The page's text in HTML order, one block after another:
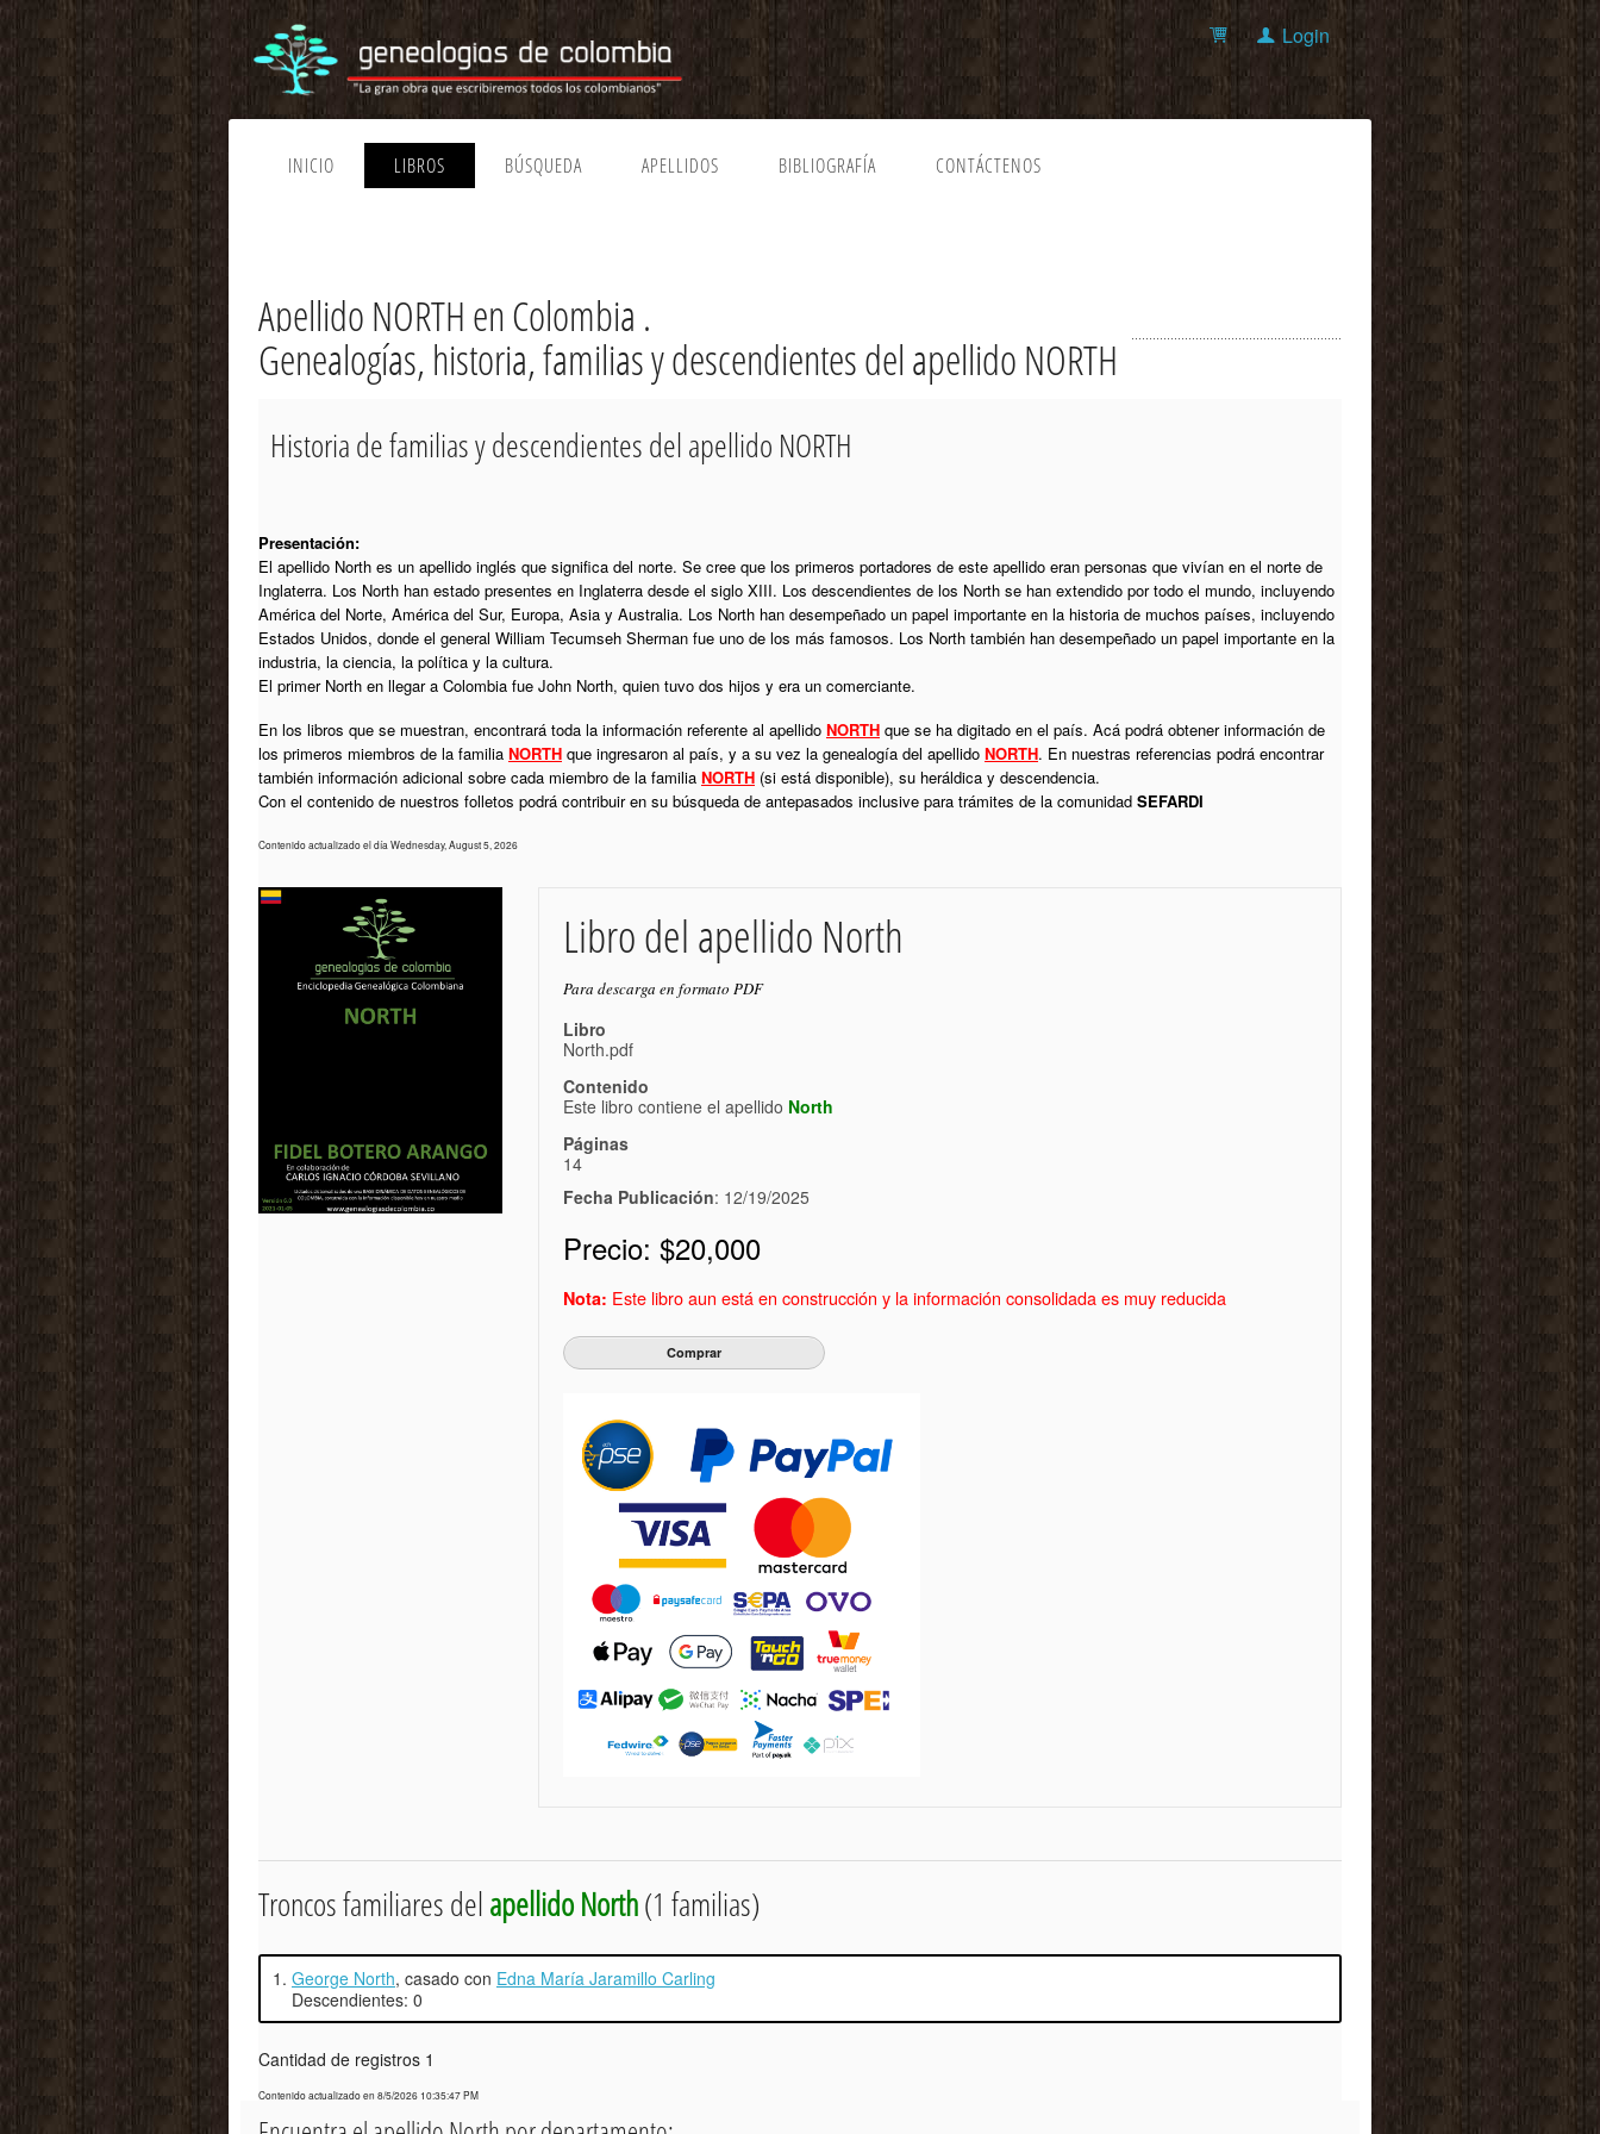
Login
INICIO LIBROS BÚSQUEDA APELLIDOS BIBLIOGRAFÍA CONTÁCTENOS
Apellido NORTH en Colombia .
Genealogías, historia, familias y descendientes del apellido NORTH
Historia de familias y descendientes del apellido NORTH
Presentación:
El apellido North es un apellido inglés que significa del norte. Se cree que los primeros portadores de este apellido eran personas que vivían en el norte de
Inglaterra. Los North han estado presentes en Inglaterra desde el siglo XIII. Los descendientes de los North se han extendido por todo el mundo, incluyendo
América del Norte, América del Sur, Europa, Asia y Australia. Los North han desempeñado un papel importante en la historia de muchos países, incluyendo
Estados Unidos, donde el general William Tecumseh Sherman fue uno de los más famosos. Los North también han desempeñado un papel importante en la
industria, la ciencia, la política y la cultura.
El primer North en llegar a Colombia fue John North, quien tuvo dos hijos y era un comerciante.
En los libros que se muestran, encontrará toda la información referente al apellido NORTH que se ha digitado en el país. Acá podrá obtener información de
los primeros miembros de la familia NORTH que ingresaron al país, y a su vez la genealogía del apellido NORTH. En nuestras referencias podrá encontrar
también información adicional sobre cada miembro de la familia NORTH (si está disponible), su heráldica y descendencia.
Con el contenido de nuestros folletos podrá contribuir en su búsqueda de antepasados inclusive para trámites de la comunidad SEFARDI
Contenido actualizado el día Wednesday, August 5, 2026
Libro del apellido North
Para descarga en formato PDF
Libro
North.pdf
Contenido
Este libro contiene el apellido North
Páginas
14
Fecha Publicación: 12/19/2025
Precio: $20,000
Nota: Este libro aun está en construcción y la información consolidada es muy reducida
Troncos familiares delapellido North(1 familias)
1. George North, casado con Edna María Jaramillo Carling
Descendientes: 0
Cantidad de registros 1
Contenido actualizado en 8/5/2026 10:35:47 PM